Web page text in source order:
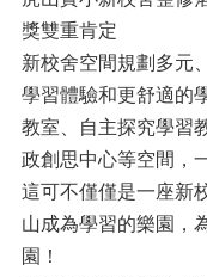
獎雙重肯定
新校舍空間規劃多元
學習體驗和更舒適的
教室、自主探究學習
政創思中心等空間，
這可不僅僅是一座新
山成為學習的樂園，
園！